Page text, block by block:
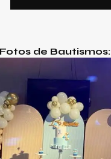
de Bautismos: